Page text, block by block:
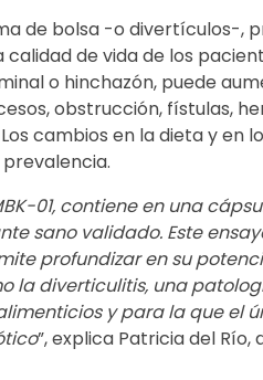
de bolsa -o divertículos-,
de vida de los
o hinchazón, puede
obstrucción, fístulas,
cambios en la dieta y en
01, contiene en una
sano validado. Este
profundizar en su
la diverticulitis, una
y para la que el
”, explica Patricia del